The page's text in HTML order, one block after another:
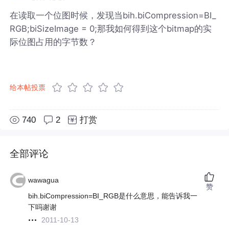
在读取一个位图时候，发现当bih.biCompression=BI_
RGB;biSizeImage = 0;那我如何得到这个bitmap的实
际位图占用的字节数？
给本帖投票
740 2 打赏
全部评论
wawagua
bih.biCompression=BI_RGB是什么意思，能告诉我一
下吗谢谢
2011-10-13
赞